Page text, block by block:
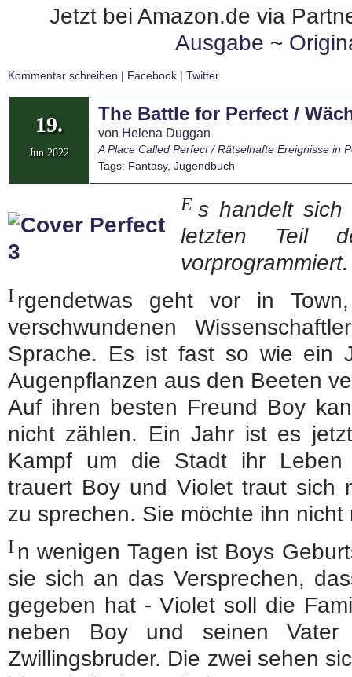
Jetzt bei Amazon.de via
Ausgabe ~
Kommentar schreiben | Facebook | Twitter
19.
Jun 2022
The Battle for Perfect /
von Helena Duggan
A Place Called Perfect / Rätselhafte Ereignisse in
Tags: Fantasy, Jugendbuch
E s handelt sich
letzten Teil
vorprogrammiert.
I rgendetwas geht vor in
verschwundenen
Sprache. Es ist fast so wie ein
Augenpflanzen aus den Beeten
Auf ihren besten Freund Boy
nicht zählen. Ein Jahr ist es
Kampf um die Stadt ihr Leben
trauert Boy und Violet traut sich
zu sprechen. Sie möchte ihn
I n wenigen Tagen ist Boys
sie sich an das Versprechen,
gegeben hat - Violet soll die
neben Boy und seinen Vater
Zwillingsbruder. Die zwei sehen